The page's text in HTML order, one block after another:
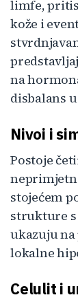
limfe,
kože i
na
disbalans
Nivoi i
Postoje
stojećem
strukture
ukazuju
lokalne
Celulit i